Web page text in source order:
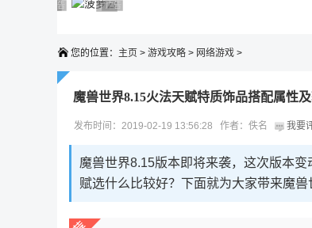
广告 商业广告，理性选择
广告 商业广告，理性选择
广告 商业广告，理性选择广告 商业广告，理性选择
广告 商业广告，理性选择
您的位置： 主页 > 游戏攻略 > 网络游戏 >
魔兽世界8.15火法天赋特质饰品搭配属性
发布时间：2019-02-19 13:56:28 作者：佚名 我要
魔兽世界8.15版本即将来袭，这次版本
赋选什么比较好？下面就为大家带来魔